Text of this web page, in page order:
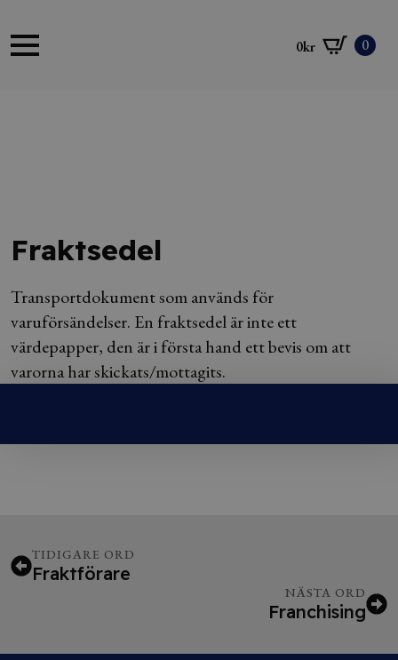
0kr 0
Fraktsedel
Transportdokument som används för
varuförsändelser. En fraktsedel är inte ett
värdepapper, den är i första hand ett bevis om att
varorna har skickats/mottagits.
TIDIGARE ORD
Fraktförare
NÄSTA ORD
Franchising